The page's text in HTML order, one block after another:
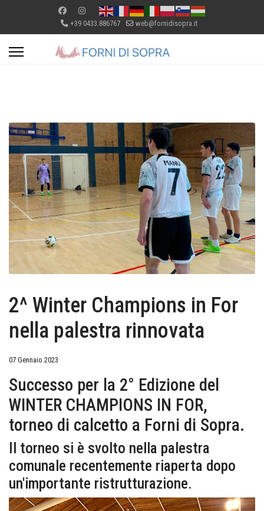
+39 0433.886767 web@fornidisopra.it
2^ Winter Champions in For
nella palestra rinnovata
07 Gennaio 2023
Successo per la 2° Edizione del
WINTER CHAMPIONS IN FOR,
torneo di calcetto a Forni di Sopra.
Il torneo si è svolto nella palestra
comunale recentemente riaperta dopo
un'importante ristrutturazione.